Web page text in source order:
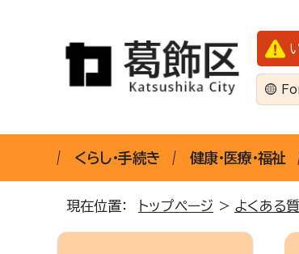
くらし・手続き 健康・医療・福祉
現在位置： トップページ > よくある